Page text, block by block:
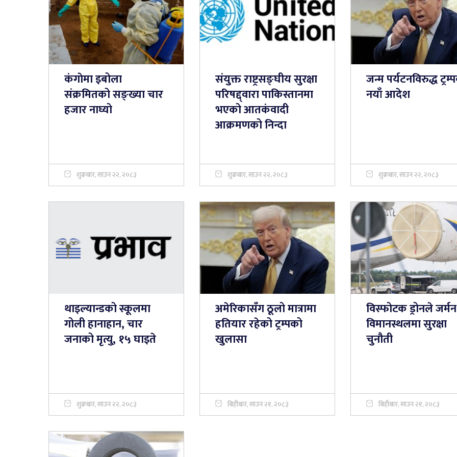
कंगाेमा इबोला
संक्रमितको सङ्ख्या चार
हजार नाघ्यो
शुक्रबार, साउन २२, २०८३
संयुक्त राष्ट्रसङ्घीय सुरक्षा
परिषद्द्वारा पाकिस्तानमा
भएको आतकंवादी
आक्रमणको निन्दा
शुक्रबार, साउन २२, २०८३
जन्म पर्यटनविरुद्ध
नयाँ आदेश
शुक्रबार, साउन २२, २०८३
थाइल्यान्डको स्कूलमा
गोली हानाहान, चार
जनाको मृत्यु, १५ घाइते
शुक्रबार, साउन २२, २०८३
अमेरिकासँग ठूलो मात्रामा
हतियार रहेको ट्रम्पको
खुलासा
बिहीबार, साउन २१, २०८३
विस्फोटक ड्रोनले जर्मन
विमानस्थलमा सुरक्षा
चुनौती
बिहीबार, साउन २१, २०८३